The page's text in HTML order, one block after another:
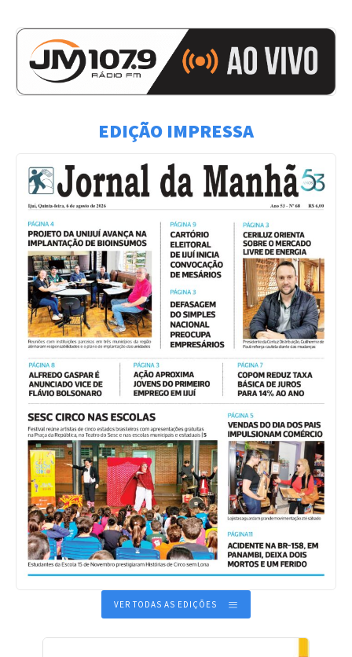
EDIÇÃO IMPRESSA
VER TODAS AS EDIÇÕES